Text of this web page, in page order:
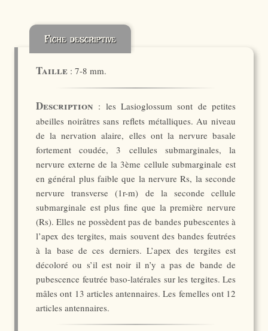
Fiche descriptive
Taille : 7-8 mm.
Description : les Lasioglossum sont de petites
abeilles noirâtres sans reflets métalliques. Au niveau
de la nervation alaire, elles ont la nervure basale
fortement coudée, 3 cellules submarginales, la
nervure externe de la 3ème cellule submarginale est
en général plus faible que la nervure Rs, la seconde
nervure transverse (1r-m) de la seconde cellule
submarginale est plus fine que la première nervure
(Rs). Elles ne possèdent pas de bandes pubescentes à
l’apex des tergites, mais souvent des bandes feutrées
à la base de ces derniers. L’apex des tergites est
décoloré ou s’il est noir il n’y a pas de bande de
pubescence feutrée baso-latérales sur les tergites. Les
mâles ont 13 articles antennaires. Les femelles ont 12
articles antennaires.